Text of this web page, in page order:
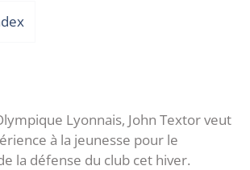
Lyonnais, John Textor veut
à la jeunesse pour le
la défense du club cet hiver.